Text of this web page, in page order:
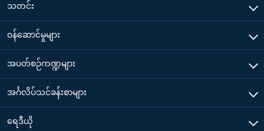
သတင်း
၀န်ဆောင်မှုများ
အပတ်စဉ်ကဏ္ဍများ
အင်္ဂလိပ်သင်ခန်းစာများ
ရေဒီယို